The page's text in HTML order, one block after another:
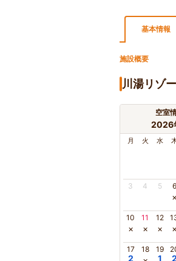
基本情報
施設概要
川湯リゾ
空室
2026
月 火 水
3 4 5 6
×
10
×
11
×
12
× ×
17
2
18 19
1 2